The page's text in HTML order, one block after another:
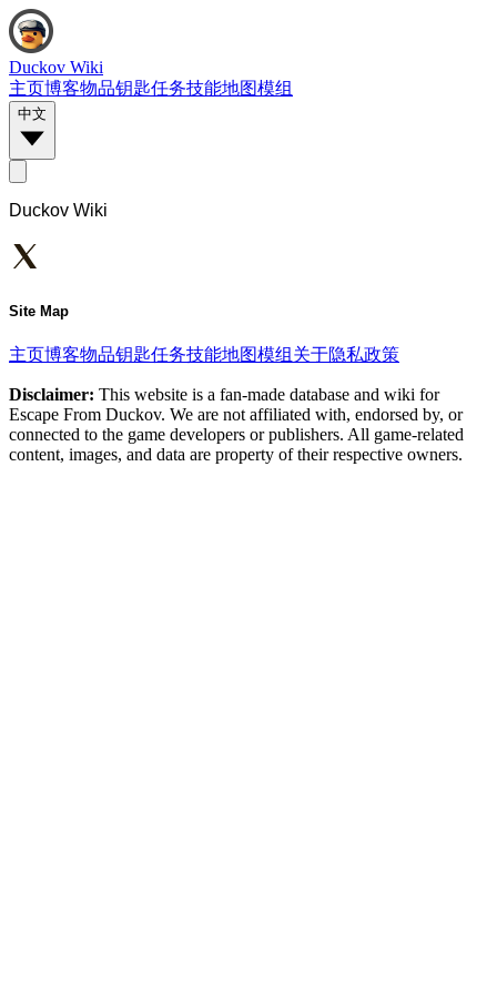
Duckov Wiki
主页博客物品钥匙任务技能地图模组
中文
Duckov Wiki
Site Map
主页博客物品钥匙任务技能地图模组 关于隐私政策
Disclaimer: This website is a fan-made database and wiki for
Escape From Duckov. We are not affiliated with, endorsed by, or
connected to the game developers or publishers. All game-related
content, images, and data are property of their respective owners.